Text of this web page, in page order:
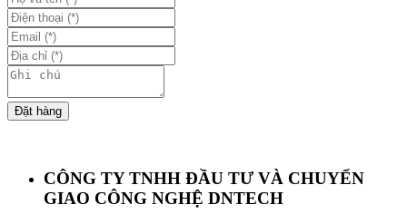
Đặt hàng
CÔNG TY TNHH ĐẦU TƯ VÀ CHUYỂN
GIAO CÔNG NGHỆ DNTECH